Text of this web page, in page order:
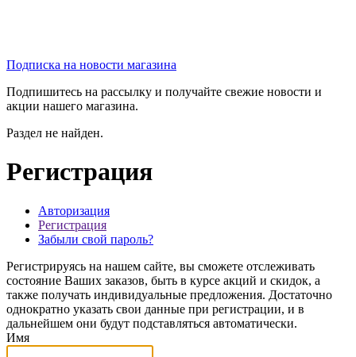
Подписка на новости магазина
Подпишитесь на рассылку и получайте свежие новости и
акции нашего магазина.
Раздел не найден.
Регистрация
Авторизация
Регистрация
Забыли свой пароль?
Регистрируясь на нашем сайте, вы сможете отслеживать
состояние Ваших заказов, быть в курсе акций и скидок, а
также получать индивидуальные предложения. Достаточно
однократно указать свои данные при регистрации, и в
дальнейшем они будут подставляться автоматически.
Имя